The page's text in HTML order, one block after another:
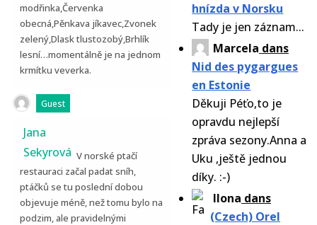
hnízda v Norsku
Tady je jen záznam...
Marcela dans
Nid des pygargues
en Estonie
Děkuji Péťo,to je
opravdu nejlepší
zpráva sezony.Anna a
Uku ,ještě jednou
díky. :-)
Ilona dans
(Czech) Orel
modřinka,Červenka
obecná,Pěnkava jíkavec,Zvonek
zelený,Dlask tlustozobý,Brhlík
lesní…momentálně je na jednom
krmítku veverka.
Guest
Jana
Sekyrová V norské ptačí
restauraci začal padat sníh,
ptáčků se tu poslední dobou
objevuje méně, než tomu bylo na
podzim, ale pravidelnými